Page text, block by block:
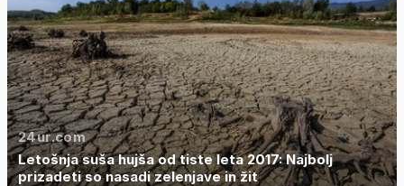
24ur.com
Letošnja suša hujša od tiste leta 2017: Najbolj
prizadeti so nasadi zelenjave in žit